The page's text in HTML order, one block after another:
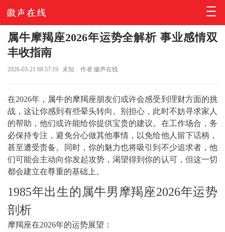
属牛摩羯座2026年运势全解析 事业感情双
丰收指南
2026-03-21 08:57:19 未知 作者:徽声在线
在2026年，属牛的摩羯座朋友们或许会感受到理财方面的挑
战，这让你感到有些晕头转向。别担心，此时不妨寻求家人
的帮助，他们或许能给你提供宝贵的建议。在工作场合，务
必保持专注，避免分心做其他事情，以免给他人留下话柄，
甚至遭受责备。同时，你的魅力也将吸引到不少追求者，他
们可能会主动向你发起攻势，渴望得到你的认可，但这一切
都会建立在尊重的基础上。
1985年出生的属牛男摩羯座2026年运势
剖析
摩羯座在2026年的运势展望：